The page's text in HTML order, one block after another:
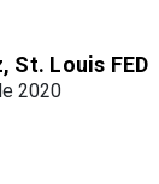
St. Louis FED
2020